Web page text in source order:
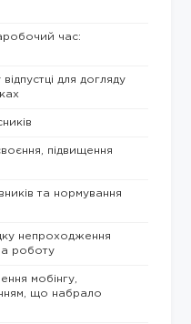
час:
для догляду
підвищення
та нормування
непроходження
роботу
мобінгу,
що набрало